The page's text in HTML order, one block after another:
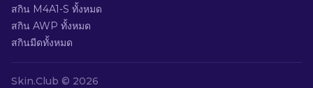
สกิน M4A1-S ทั้งหมด
สกิน AWP ทั้งหมด
สกินมีดทั้งหมด
Skin.Club © 2026